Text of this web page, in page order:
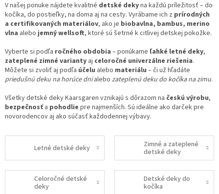
V našej ponuke nájdete kvalitné detské dekyna každú príležitosť – do
kočíka, do postieľky, na doma aj na cesty. Vyrábame ich z prírodných
a certifikovaných materiálov, ako je biobavlna, bambus, merino
vlna alebojemný wellsoft, ktoré sú šetrné k citlivej detskej pokožke.
Vyberte si podľa ročného obdobia – ponúkame ľahké letné deky,
zateplené zimné varianty aj celoročné univerzálne riešenia.
Môžete si zvoliť aj podľa účelu alebo materiálu – či už hľadáte
priedušnú deku na horúce dnialebo zateplenú deku do kočíka na zimu.
Všetky detské deky Kaarsgaren vznikajú s dôrazom na českú výrobu,
bezpečnosť a pohodlie pre najmenších. Sú ideálne ako darček pre
novorodencov aj ako súčasť každodennej výbavy.
Letné detské deky
Zimné a zateplené
detské deky
Celoročné detské
deky
Detské deky do
kočíka